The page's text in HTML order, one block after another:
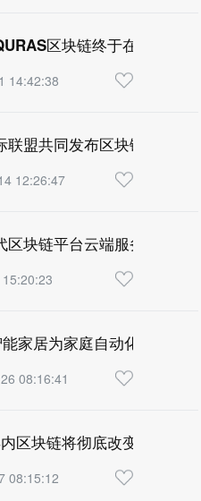
区块链终于在2020年
14:42:38
联盟共同发布区块链存储解
12:26:47
块链平台云端服务
家居为家庭自动化带来了
08:16:41
区块链将彻底改变大部分
08:15:12